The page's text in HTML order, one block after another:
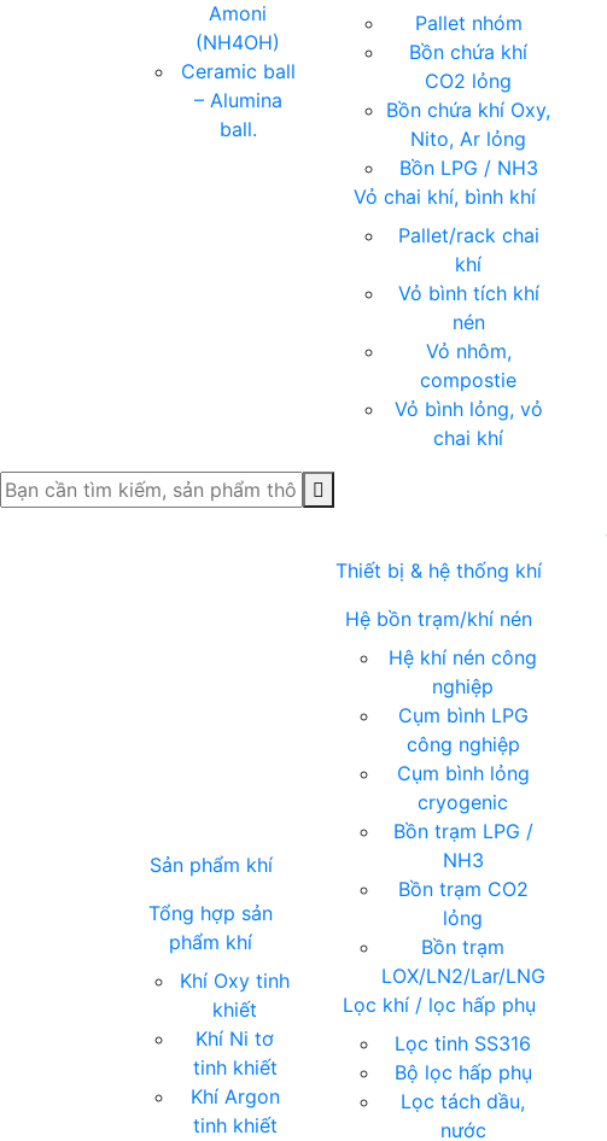
Amoni
(NH4OH)
Ceramic ball
– Alumina
ball.
Pallet nhóm
Bồn chứa khí
CO2 lỏng
Bồn chứa khí Oxy,
Nito, Ar lỏng
Bồn LPG / NH3
Vỏ chai khí, bình khí
Pallet/rack chai
khí
Vỏ bình tích khí
nén
Vỏ nhôm,
compostie
Vỏ bình lỏng, vỏ
chai khí
Sản phẩm khí
Tổng hợp sản
phẩm khí
Khí Oxy tinh
khiết
Khí Ni tơ
tinh khiết
Khí Argon
tinh khiết
Thiết bị & hệ thống khí
Hệ bồn trạm/khí nén
Hệ khí nén công
nghiệp
Cụm bình LPG
công nghiệp
Cụm bình lỏng
cryogenic
Bồn trạm LPG /
NH3
Bồn trạm CO2
lỏng
Bồn trạm
LOX/LN2/Lar/LNG
Lọc khí / lọc hấp phụ
Lọc tinh SS316
Bộ lọc hấp phụ
Lọc tách dầu,
nước